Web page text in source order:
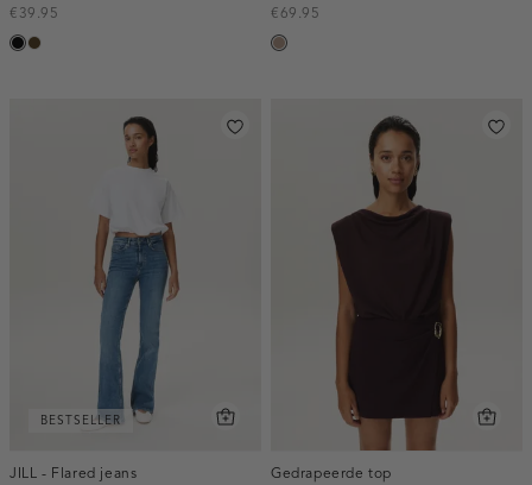
€39.95
zwarttoffee
€69.95
taupe,
BESTSELLER
JILL - Flared jeans
Gedrapeerde top